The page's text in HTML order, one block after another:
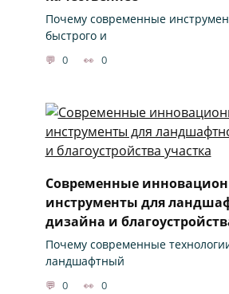
Почему современные
быстрого и
0 0
Современные
инструменты для
дизайна и
Почему современные
ландшафтный
0 0